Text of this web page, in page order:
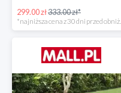
299.00 zł333.00 zł*